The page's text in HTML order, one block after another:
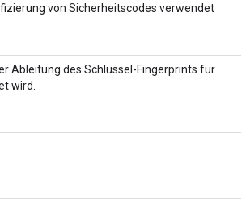
von Sicherheitscodes verwendet
Ableitung des Schlüssel-Fingerprints für
wird.